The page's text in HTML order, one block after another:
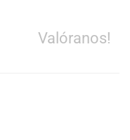
Valóranos!